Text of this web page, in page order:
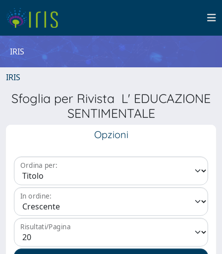
IRIS
IRIS
Sfoglia per Rivista L' EDUCAZIONE
SENTIMENTALE
Opzioni
Ordina per:
In ordine:
Risultati/Pagina